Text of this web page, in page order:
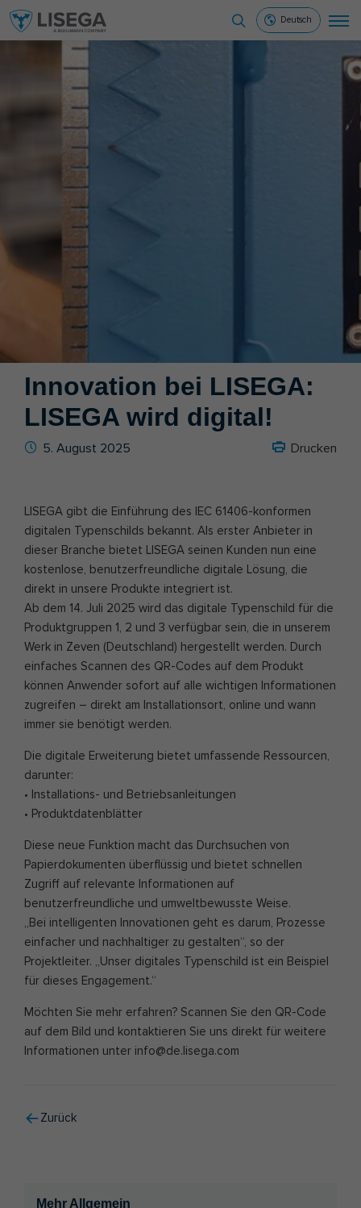
Deutsch
Innovation bei LISEGA:
LISEGA wird digital!
5. August 2025 Drucken
LISEGA gibt die Einführung des IEC 61406-konformen
digitalen Typenschilds bekannt. Als erster Anbieter in
dieser Branche bietet LISEGA seinen Kunden nun eine
kostenlose, benutzerfreundliche digitale Lösung, die
direkt in unsere Produkte integriert ist.
Ab dem 14. Juli 2025 wird das digitale Typenschild für die
Produktgruppen 1, 2 und 3 verfügbar sein, die in unserem
Werk in Zeven (Deutschland) hergestellt werden. Durch
einfaches Scannen des QR-Codes auf dem Produkt
können Anwender sofort auf alle wichtigen Informationen
zugreifen – direkt am Installationsort, online und wann
immer sie benötigt werden.
Die digitale Erweiterung bietet umfassende Ressourcen,
darunter:
• Installations- und Betriebsanleitungen
• Produktdatenblätter
Diese neue Funktion macht das Durchsuchen von
Papierdokumenten überflüssig und bietet schnellen
Zugriff auf relevante Informationen auf
benutzerfreundliche und umweltbewusste Weise.
„Bei intelligenten Innovationen geht es darum, Prozesse
einfacher und nachhaltiger zu gestalten“, so der
Projektleiter. „Unser digitales Typenschild ist ein Beispiel
für dieses Engagement.“
Möchten Sie mehr erfahren? Scannen Sie den QR-Code
auf dem Bild und kontaktieren Sie uns direkt für weitere
Informationen unter info@de.lisega.com
Zurück
Mehr Allgemein